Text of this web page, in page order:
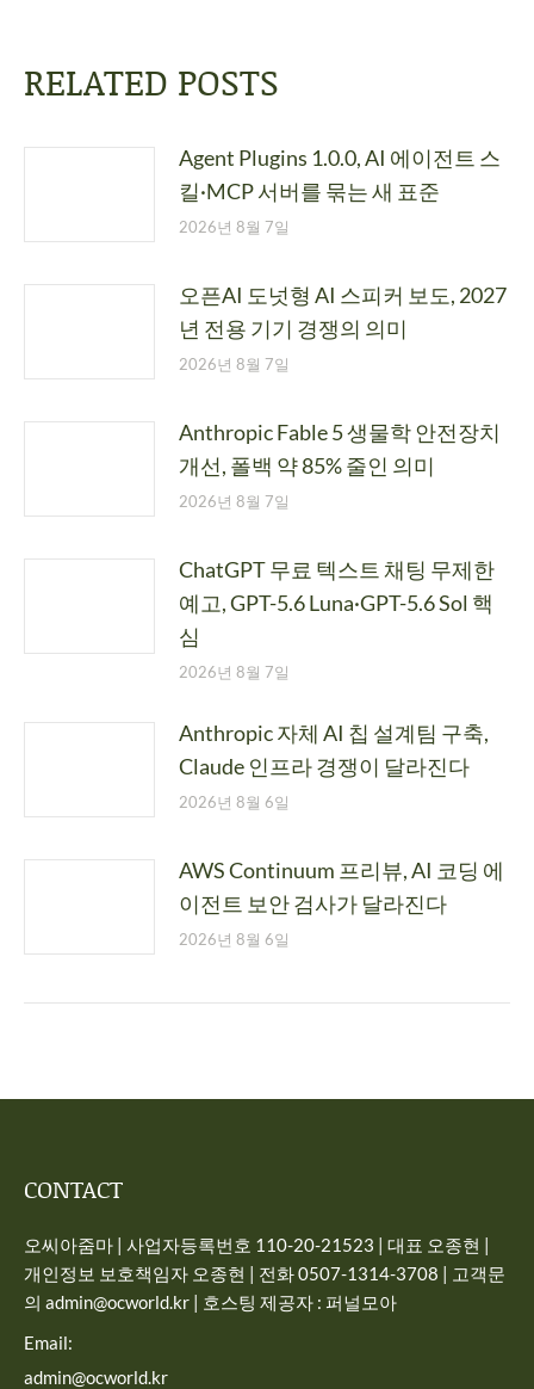
RELATED POSTS
Agent Plugins 1.0.0, AI 에이전트 스
킬·MCP 서버를 묶는 새 표준
2026년 8월 7일
오픈AI 도넛형 AI 스피커 보도, 2027
년 전용 기기 경쟁의 의미
2026년 8월 7일
Anthropic Fable 5 생물학 안전장치
개선, 폴백 약 85% 줄인 의미
2026년 8월 7일
ChatGPT 무료 텍스트 채팅 무제한
예고, GPT-5.6 Luna·GPT-5.6 Sol 핵
심
2026년 8월 7일
Anthropic 자체 AI 칩 설계팀 구축,
Claude 인프라 경쟁이 달라진다
2026년 8월 6일
AWS Continuum 프리뷰, AI 코딩 에
이전트 보안 검사가 달라진다
2026년 8월 6일
CONTACT
오씨아줌마 | 사업자등록번호 110-20-21523 | 대표 오종현 |
개인정보 보호책임자 오종현 | 전화 0507-1314-3708 | 고객문
의 admin@ocworld.kr | 호스팅 제공자 : 퍼널모아
Email:
admin@ocworld.kr